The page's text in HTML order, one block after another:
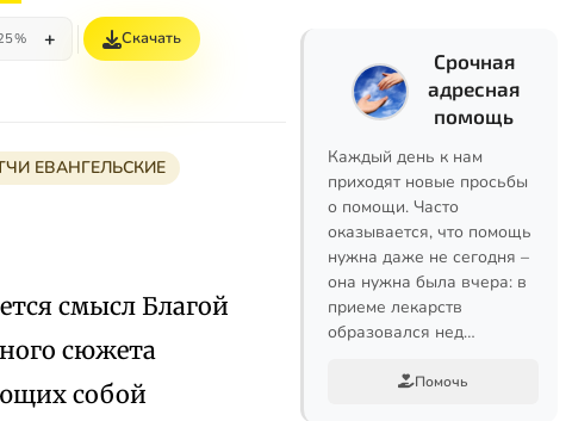
+ Скачать
ЕВАНГЕЛЬСКИЕ
смысл Благой
сюжета
собой
Срочная
адресная
помощь
Каждый день к нам
приходят новые просьбы
о помощи. Часто
оказывается, что помощь
нужна даже не сегодня –
она нужна была вчера: в
приеме лекарств
образовался нед…
Помочь